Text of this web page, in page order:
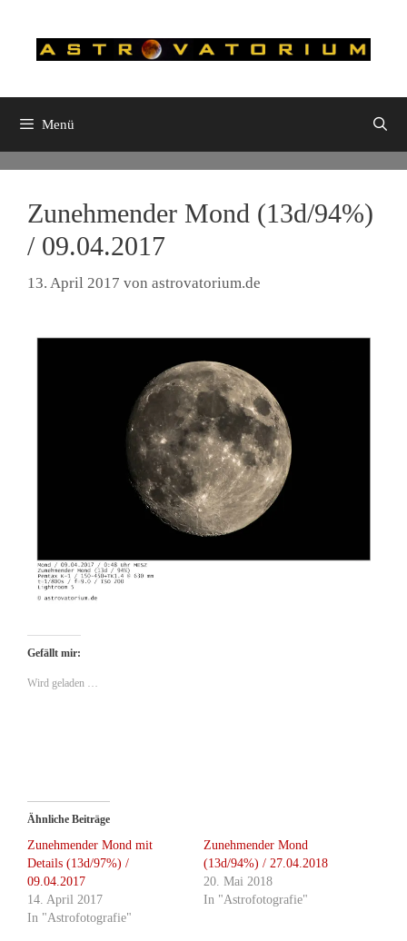
springen
Menü
Zunehmender Mond (13d/94%)
/ 09.04.2017
13. April 2017 von astrovatorium.de
Gefällt mir:
Wird geladen …
Ähnliche Beiträge
Zunehmender Mond mit
Details (13d/97%) /
09.04.2017
14. April 2017
In "Astrofotografie"
Zunehmender Mond
(13d/94%) / 27.04.2018
20. Mai 2018
In "Astrofotografie"